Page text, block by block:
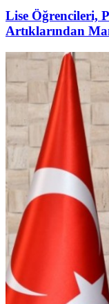
Lise Öğrencileri,
Artıklarından